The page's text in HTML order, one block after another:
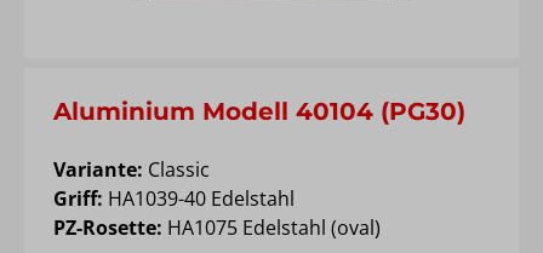
Aluminium Modell 40104 (PG30)
Variante: Classic
Griff: HA1039-40 Edelstahl
PZ-Rosette: HA1075 Edelstahl (oval)